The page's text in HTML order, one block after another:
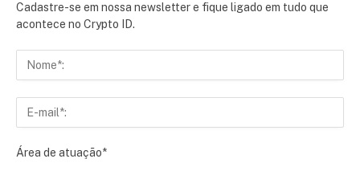
Cadastre-se em nossa newsletter e fique ligado em tudo que
acontece no Crypto ID.
Área de atuação*